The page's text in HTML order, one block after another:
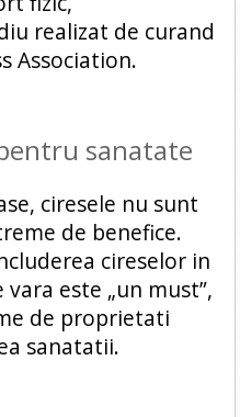
realizat de curand
Association.
sanatate
ciresele nu sunt
de benefice.
cireselor in
este „un must”,
de proprietati
sanatatii.